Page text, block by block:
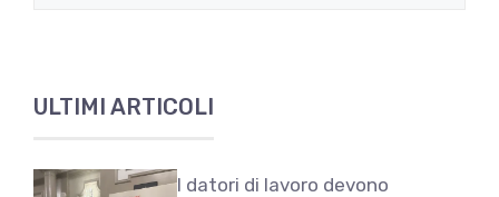
ULTIMI ARTICOLI
I datori di lavoro devono